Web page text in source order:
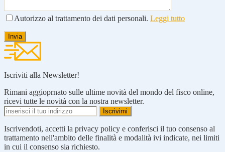
Autorizzo al trattamento dei dati personali. Leggi tutto
Iscriviti alla Newsletter!
Rimani aggioprnato sulle ultime novità del mondo del fisco online,
ricevi tutte le novità con la nostra newsletter.
Iscrivendoti, accetti la privacy policy e conferisci il tuo consenso al
trattamento nell'ambito delle finalità e modalità ivi indicate, nei limiti
in cui il consenso sia richiesto.